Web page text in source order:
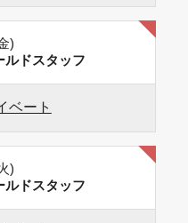
)
ルドスタッフ
ベート
)
ルドスタッフ